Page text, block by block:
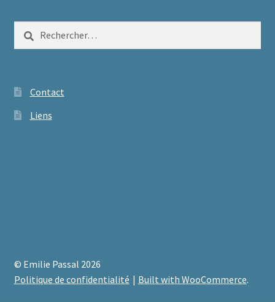
Contact
Liens
© Emilie Passal 2026
Politique de confidentialité
Built with WooCommerce.